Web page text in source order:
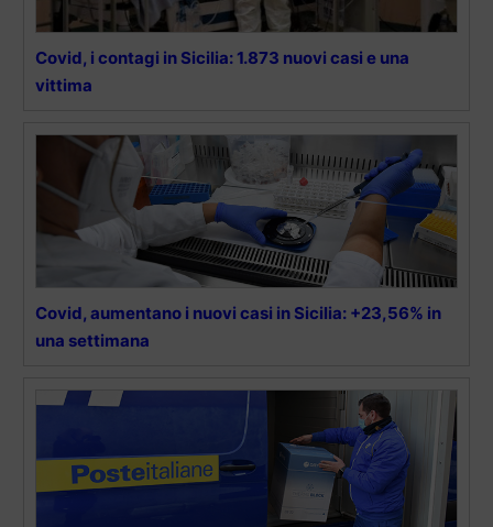
Covid, i contagi in Sicilia: 1.873 nuovi casi e una
vittima
Covid, aumentano i nuovi casi in Sicilia: +23,56% in
una settimana